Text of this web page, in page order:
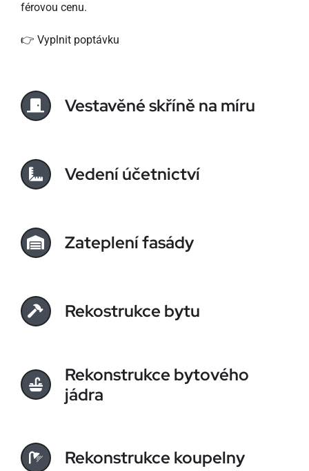
férovou cenu.
👉 Vyplnit poptávku
Vestavěné skříně na míru
Vedení účetnictví
Zateplení fasády
Rekostrukce bytu
Rekonstrukce bytového
jádra
Rekonstrukce koupelny